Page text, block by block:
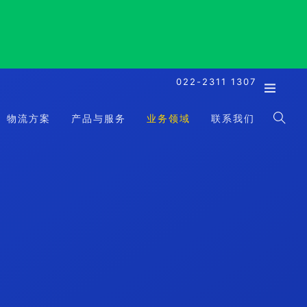
022-2311 1307
物流方案 产品与服务 业务领域 联系我们